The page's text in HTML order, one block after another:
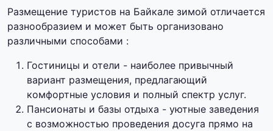
Размещение туристов на Байкале зимой отличается
разнообразием и может быть организовано
различными способами :
Гостиницы и отели - наиболее привычный
вариант размещения, предлагающий
комфортные условия и полный спектр услуг.
Пансионаты и базы отдыха - уютные заведения
с возможностью проведения досуга прямо на